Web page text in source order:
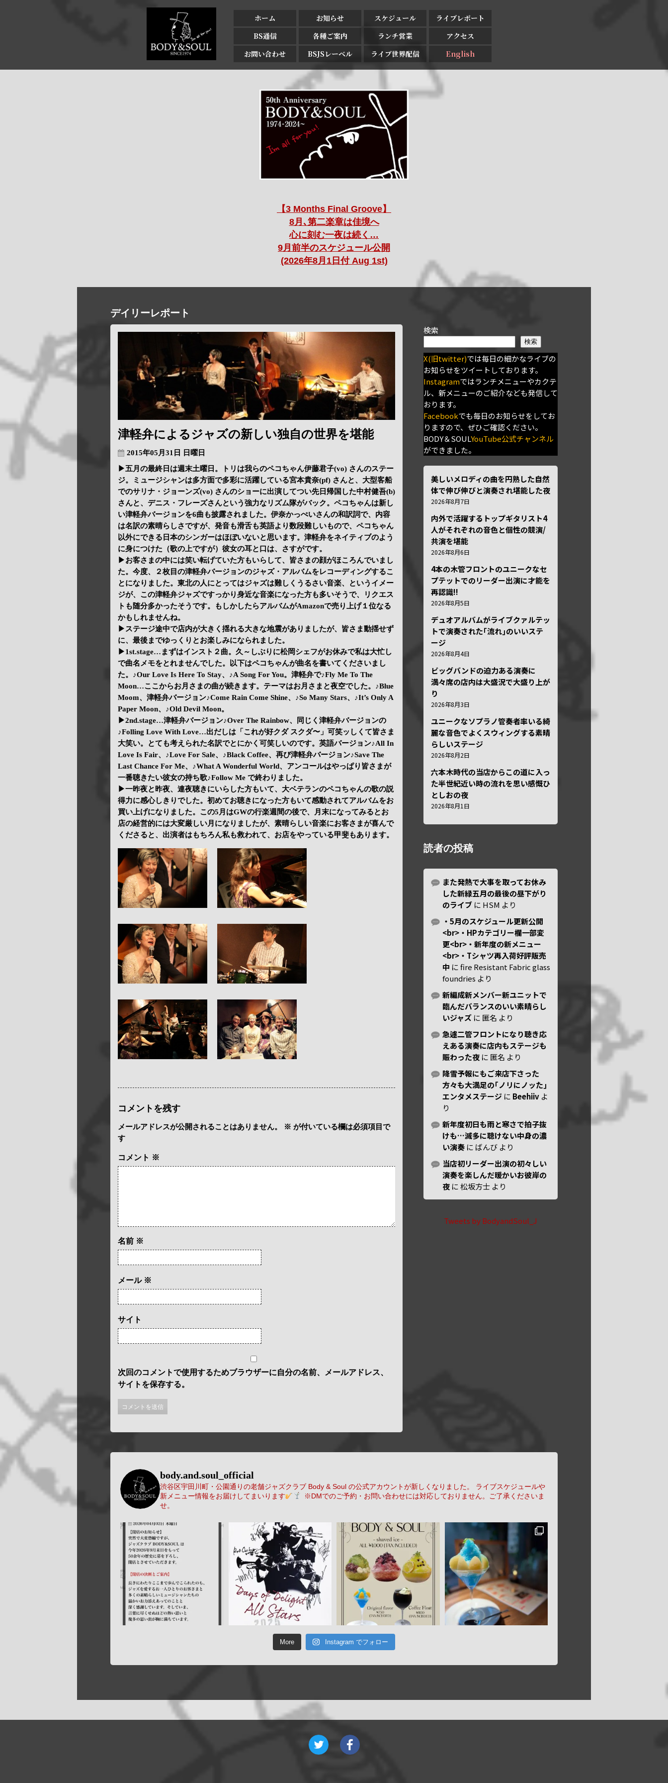
ホーム お知らせ スケジュール
ライブレポート
BS通信
各種ご案内 ランチ営業
アクセス
お問い合わせ
BSJSレーベル ライブ世界配信 English
【3 Months Final Groove】
8月､第二楽章は佳境へ
心に刻む一夜は続く…
9月前半のスケジュール公開
(2026年8月1日付 Aug 1st)
デイリーレポート
津軽弁によるジャズの新しい独自の世界を堪能
2015年05月31日 日曜日
▶五月の最終日は週末土曜日。トリは我らのペコちゃん伊藤君子(vo) さんのステー
ジ。ミュージシャンは多方面で多彩に活躍している宮本貴奈(pf) さんと、大型客船
でのサリナ・ジョーンズ(vo) さんのショーに出演してつい先日帰国した中村健吾(b)
さんと、デニス・フレーズさんという強力なリズム隊がバック。ペコちゃんは新し
い津軽弁バージョンを6曲も披露されました。伊奈かっぺいさんの和訳詞で、内容
は名訳の素晴らしさですが、発音も滑舌も英語より数段難しいもので、ペコちゃん
以外にできる日本のシンガーはほぼいないと思います。津軽弁をネイティブのよう
に身につけた（歌の上ですが）彼女の耳と口は、さすがです。
▶お客さまの中には笑い転げていた方もいらして、皆さまの顔がほころんでいまし
た。今度、２枚目の津軽弁バージョンのジャズ・アルバムをレコーディングするこ
とになりました。東北の人にとってはジャズは難しくうるさい音楽、というイメー
ジが、この津軽弁ジャズですっかり身近な音楽になった方も多いそうで、リクエス
トも随分多かったそうです。もしかしたらアルバムがAmazonで売り上げ１位なる
かもしれませんね。
▶ステージ途中で店内が大きく揺れる大きな地震がありましたが、皆さま動揺せず
に、最後までゆっくりとお楽しみになられました。
▶1st.stage…まずはインスト２曲。久～しぶりに松岡シェフがお休みで私は大忙し
で曲名メモをとれませんでした。以下はペコちゃんが曲名を書いてくださいまし
た。♪Our Love Is Here To Stay、♪A Song For You。津軽弁で♪Fly Me To The
Moon…ここからお月さまの曲が続きます。テーマはお月さまと夜空でした。♪Blue
Moom、津軽弁バージョン♪Come Rain Come Shine、♪So Many Stars、♪It’s Only A
Paper Moon、♪Old Devil Moon。
▶2nd.stage…津軽弁バージョン♪Over The Rainbow、同じく津軽弁バージョンの
♪Folling Love With Love…出だしは「これが好クダ スクダ〜」可笑ッしくて皆さま
大笑い。とても考えられた名訳でとにかく可笑しいのです。英語バージョン♪All In
Love Is Fair、♪Love For Sale、♪Black Coffee、再び津軽弁バージョン♪Save The
Last Chance For Me、♪What A Wonderful World、アンコールはやっぱり皆さまが
一番聴きたい彼女の持ち歌♪Follow Me で終わりました。
▶一昨夜と昨夜、連夜聴きにいらした方もいて、大ベテランのペコちゃんの歌の説
得力に感心しきりでした。初めてお聴きになった方もいて感動されてアルバムをお
買い上げになりました。この5月はGWの行楽週間の後で、月末になってみるとお
店の経営的には大変厳しい月になりましたが、素晴らしい音楽にお客さまが喜んで
くださると、出演者はもちろん私も救われて、お店をやっている甲斐もあります。
コメントを残す
メールアドレスが公開されることはありません。 ※ が付いている欄は必須項目で
す
コメント ※
名前 ※
メール ※
サイト
次回のコメントで使用するためブラウザーに自分の名前、メールアドレス、
サイトを保存する。
検索
検索
X(旧twitter)では毎日の細かなライブの
お知らせをツイートしております。
Instagramではランチメニューやカクテ
ル、新メニューのご紹介なども発信して
おります。
Facebookでも毎日のお知らせをしてお
りますので、ぜひご確認ください。
BODY＆SOULYouTube公式チャンネル
ができました。
美しいメロディの曲を円熟した自然
体で伸び伸びと演奏され堪能した夜
2026年8月7日
内外で活躍するトップギタリスト4
人がそれぞれの音色と個性の競演/
共演を堪能
2026年8月6日
4本の木管フロントのユニークなセ
プテットでのリーダー出演に才能を
再認識!!
2026年8月5日
デュオアルバムがライブクァルテッ
トで演奏された｢流れ｣のいいステ
ージ
2026年8月4日
ビッグバンドの迫力ある演奏に
満々席の店内は大盛況で大盛り上が
り
2026年8月3日
ユニークなソプラノ管奏者率いる綺
麗な音色でよくスウィングする素晴
らしいステージ
2026年8月2日
六本木時代の当店からこの道に入っ
た半世紀近い時の流れを思い感慨ひ
としおの夜
2026年8月1日
読者の投稿
また発熱で大事を取ってお休み
した新緑五月の最後の昼下がり
のライブ に HSM より
・5月のスケジュール更新公開
<br>・HPカテゴリー欄一部変
更<br>・新年度の新メニュー
<br>・Tシャツ再入荷好評販売
中 にfire Resistant Fabric glass
foundries より
新編成新メンバー新ユニットで
臨んだバランスのいい素晴らし
いジャズ に 匿名 より
急遽二管フロントになり聴き応
えある演奏に店内もステージも
賑わった夜 に 匿名 より
降雪予報にもご来店下さった
方々も大満足の｢ノリにノッた｣
エンタメステージ に Beehiiv よ
り
新年度初日も雨と寒さで拍子抜
けも…滅多に聴けない中身の濃
い演奏 に ばんび より
当店初リーダー出演の初々しい
演奏を楽しんだ暖かいお彼岸の
夜 に松坂方士 より
Tweets by BodyandSoul_J
body.and.soul_official
渋谷区宇田川町・公園通りの老舗ジャズクラブ Body & Soul の公式アカウントが新しくなりました。
ライブスケジュールや
新メニュー情報をお届けしてまいります
※DMでのご予約・お問い合わせには対応しておりません。ご了承くださいま
せ。
More Instagram でフォロー